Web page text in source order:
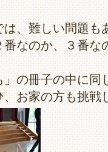
、難しい問題も
なのか、３番な
の冊子の中に同
、お家の方も挑